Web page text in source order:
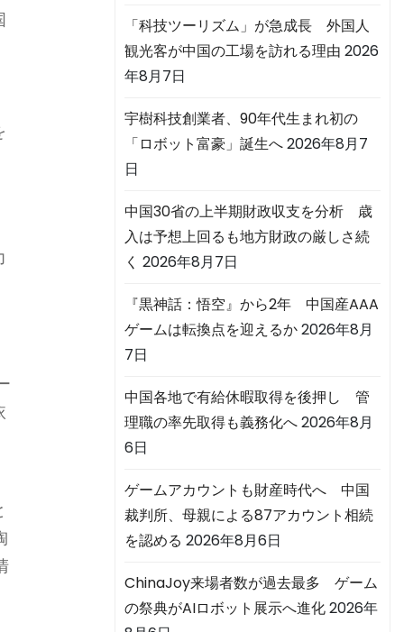
「科技ツーリズム」が急成長 外国人
観光客が中国の工場を訪れる理由 2026
年8月7日
宇樹科技創業者、90年代生まれ初の
「ロボット富豪」誕生へ2026年8月7
日
中国30省の上半期財政収支を分析 歳
入は予想上回るも地方財政の厳しさ続
く 2026年8月7日
『黒神話：悟空』から2年 中国産AAA
ゲームは転換点を迎えるか2026年8月
7日
中国各地で有給休暇取得を後押し 管
理職の率先取得も義務化へ2026年8月
6日
ゲームアカウントも財産時代へ 中国
裁判所、母親による87アカウント相続
を認める 2026年8月6日
ChinaJoy来場者数が過去最多 ゲーム
の祭典がAIロボット展示へ進化2026年